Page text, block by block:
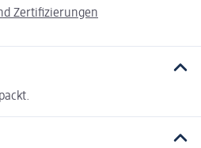
Zertifizierungen